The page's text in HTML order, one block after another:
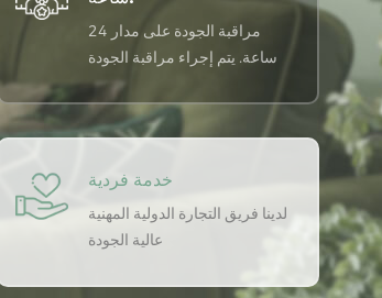
مراقبة الجودة على مدار 24
ساعة. يتم إجراء مراقبة الجودة
على مدار 24 ساعة في اليوم
باستخدام نظام ضمان الجودة
USTER لضمان اتساق الجودة لدينا.
خدمة فردية
لدينا فريق التجارة الدولية المهنية
عالية الجودة